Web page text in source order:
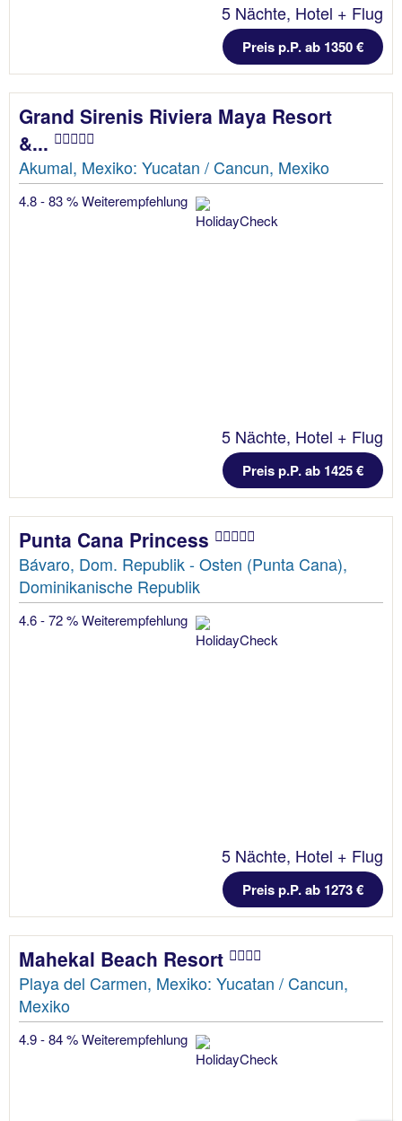
5 Nächte, Hotel + Flug
Preis p.P. ab 1350 €
Grand Sirenis Riviera Maya Resort
&...
Akumal, Mexiko: Yucatan / Cancun, Mexiko
4.8 - 83 % Weiterempfehlung
5 Nächte, Hotel + Flug
Preis p.P. ab 1425 €
Punta Cana Princess
Bávaro, Dom. Republik - Osten (Punta Cana),
Dominikanische Republik
4.6 - 72 % Weiterempfehlung
5 Nächte, Hotel + Flug
Preis p.P. ab 1273 €
Mahekal Beach Resort
Playa del Carmen, Mexiko: Yucatan / Cancun,
Mexiko
4.9 - 84 % Weiterempfehlung